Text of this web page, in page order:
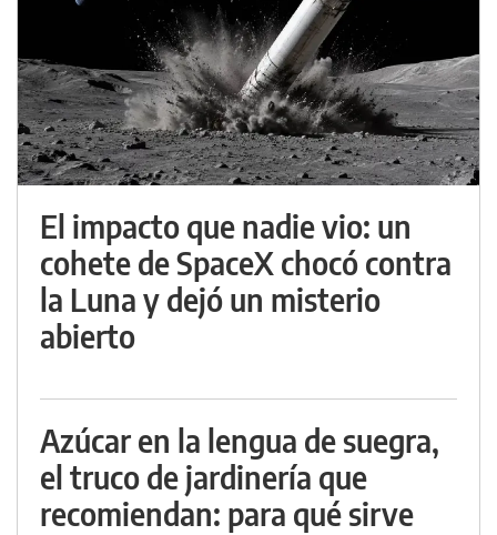
El impacto que nadie vio: un
cohete de SpaceX chocó contra
la Luna y dejó un misterio
abierto
Azúcar en la lengua de suegra,
el truco de jardinería que
recomiendan: para qué sirve